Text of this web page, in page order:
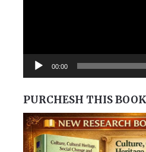
00:00
PURCHESH THIS